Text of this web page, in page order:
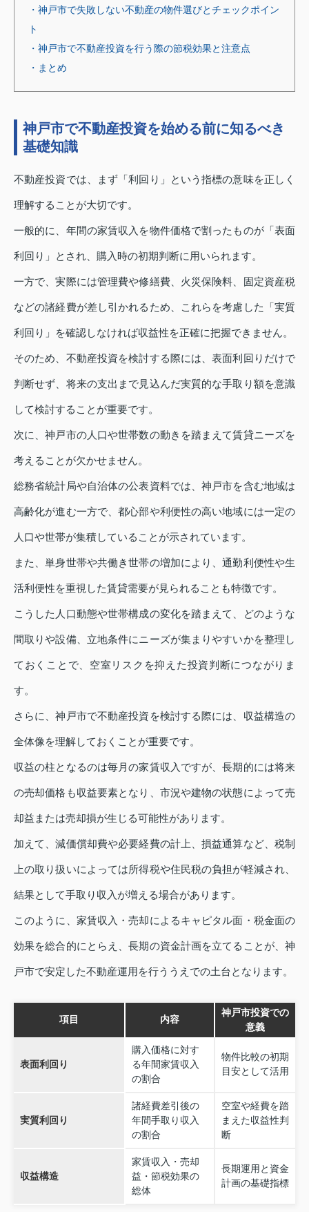
・神戸市で失敗しない不動産の物件選びとチェックポイン
ト
・神戸市で不動産投資を行う際の節税効果と注意点
・まとめ
神戸市で不動産投資を始める前に知るべき
基礎知識
不動産投資では、まず「利回り」という指標の意味を正しく
理解することが大切です。
一般的に、年間の家賃収入を物件価格で割ったものが「表面
利回り」とされ、購入時の初期判断に用いられます。
一方で、実際には管理費や修繕費、火災保険料、固定資産税
などの諸経費が差し引かれるため、これらを考慮した「実質
利回り」を確認しなければ収益性を正確に把握できません。
そのため、不動産投資を検討する際には、表面利回りだけで
判断せず、将来の支出まで見込んだ実質的な手取り額を意識
して検討することが重要です。
次に、神戸市の人口や世帯数の動きを踏まえて賃貸ニーズを
考えることが欠かせません。
総務省統計局や自治体の公表資料では、神戸市を含む地域は
高齢化が進む一方で、都心部や利便性の高い地域には一定の
人口や世帯が集積していることが示されています。
また、単身世帯や共働き世帯の増加により、通勤利便性や生
活利便性を重視した賃貸需要が見られることも特徴です。
こうした人口動態や世帯構成の変化を踏まえて、どのような
間取りや設備、立地条件にニーズが集まりやすいかを整理し
ておくことで、空室リスクを抑えた投資判断につながりま
す。
さらに、神戸市で不動産投資を検討する際には、収益構造の
全体像を理解しておくことが重要です。
収益の柱となるのは毎月の家賃収入ですが、長期的には将来
の売却価格も収益要素となり、市況や建物の状態によって売
却益または売却損が生じる可能性があります。
加えて、減価償却費や必要経費の計上、損益通算など、税制
上の取り扱いによっては所得税や住民税の負担が軽減され、
結果として手取り収入が増える場合があります。
このように、家賃収入・売却によるキャピタル面・税金面の
効果を総合的にとらえ、長期の資金計画を立てることが、神
戸市で安定した不動産運用を行ううえでの土台となります。
項目 内容
神戸市投資での
意義
表面利回り
購入価格に対す
る年間家賃収入
の割合
物件比較の初期
目安として活用
実質利回り
諸経費差引後の
年間手取り収入
の割合
空室や経費を踏
まえた収益性判
断
収益構造
家賃収入・売却
益・節税効果の
総体
長期運用と資金
計画の基礎指標